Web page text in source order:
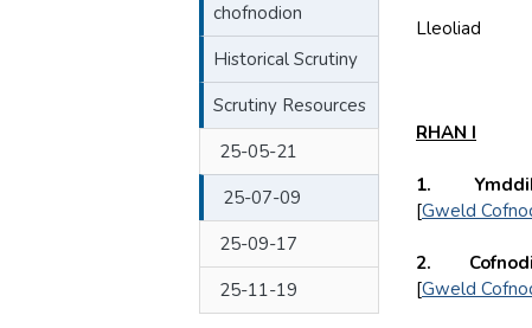
chofnodion
Historical Scrutiny
Scrutiny Resources
25-05-21
25-07-09
25-09-17
25-11-19
Lleoliad
RHAN I
1.
[Gweld
2.
[Gweld